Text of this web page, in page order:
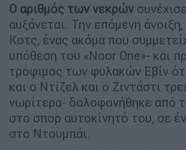
Ο αριθμός των νεκρών
αυξάνεται. Την επόμενη
Κοτς, ένας ακόμα που
υπόθεση του «Noor One»- και
τρόφιμος των φυλακών Εβίν
και ο Ντίζελ και ο Ζιντάστι
νωρίτερα- δολοφονήθηκε από
στο σπορ αυτοκίνητό του, σε
στο Ντουμπάι.